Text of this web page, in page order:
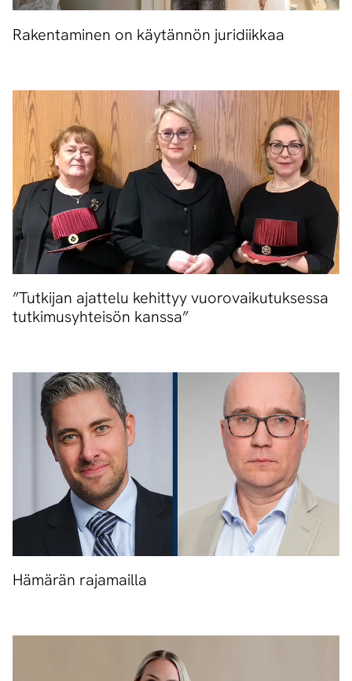
Rakentaminen on käytännön juridiikkaa
”Tutkijan ajattelu kehittyy vuorovaikutuksessa
tutkimusyhteisön kanssa”
Hämärän rajamailla